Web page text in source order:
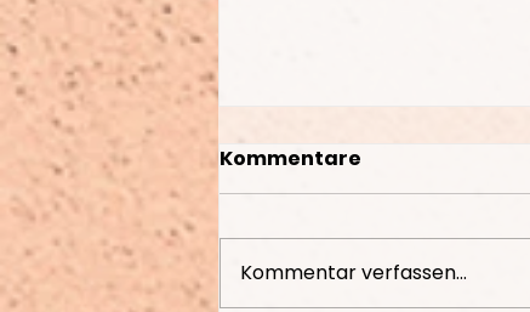
Kommentare
Kommentar verfassen...